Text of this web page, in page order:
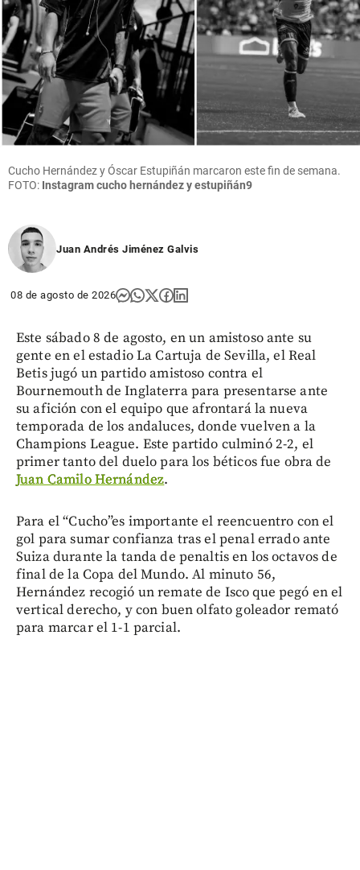
Cucho Hernández y Óscar Estupiñán marcaron este fin de semana.
FOTO: Instagram cucho hernández y estupiñán9
Juan Andrés Jiménez Galvis
08 de agosto de 2026
Este sábado 8 de agosto, en un amistoso ante su
gente en el estadio La Cartuja de Sevilla, el Real
Betis jugó un partido amistoso contra el
Bournemouth de Inglaterra para presentarse ante
su afición con el equipo que afrontará la nueva
temporada de los andaluces, donde vuelven a la
Champions League. Este partido culminó 2-2, el
primer tanto del duelo para los béticos fue obra de
Juan Camilo Hernández.
Para el “Cucho”es importante el reencuentro con el
gol para sumar confianza tras el penal errado ante
Suiza durante la tanda de penaltis en los octavos de
final de la Copa del Mundo. Al minuto 56,
Hernández recogió un remate de Isco que pegó en el
vertical derecho, y con buen olfato goleador remató
para marcar el 1-1 parcial.